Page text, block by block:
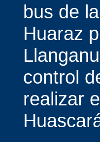
bus de
Huaraz
control
realizar